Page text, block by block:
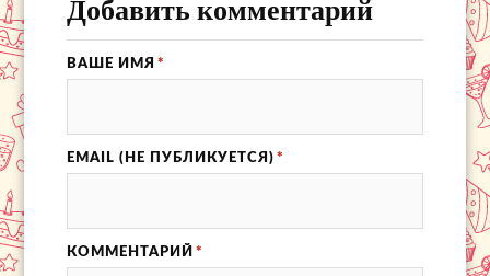
Добавить комментарий
ВАШЕ ИМЯ *
EMAIL (НЕ ПУБЛИКУЕТСЯ) *
КОММЕНТАРИЙ *